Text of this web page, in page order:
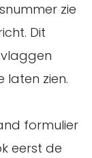
zie
Dit
laten zien.
formulier
eerst de